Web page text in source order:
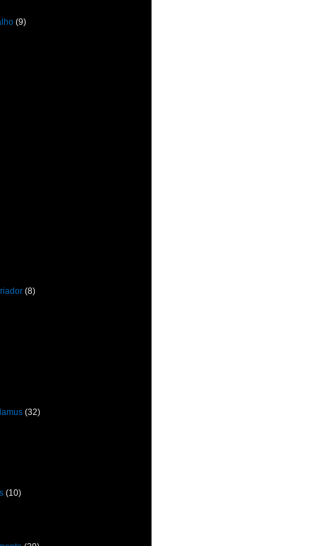
(9)
(8)
(32)
(10)